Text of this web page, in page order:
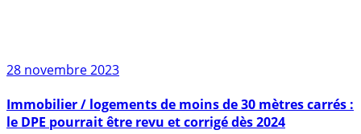
28 novembre 2023